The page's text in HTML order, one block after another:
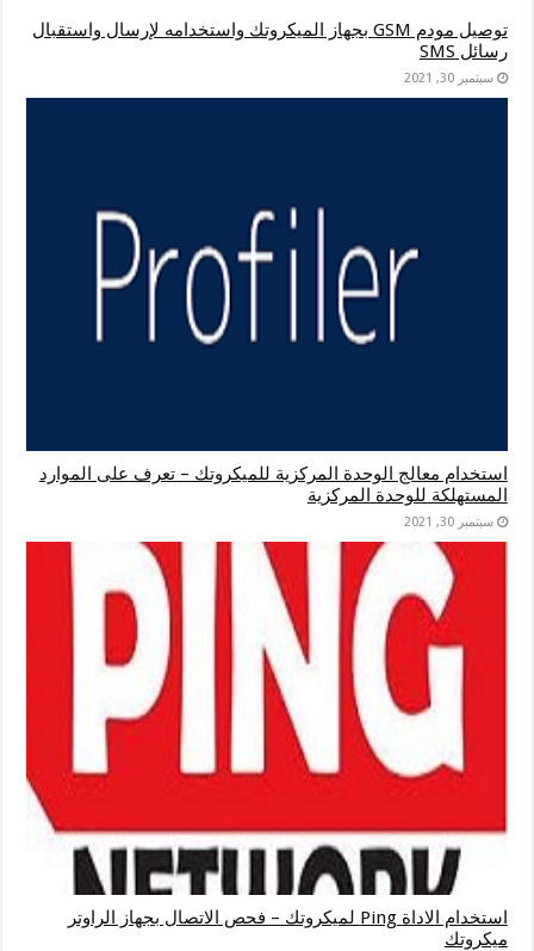
توصيل مودم GSM بجهاز الميكروتك واستخدامه لإرسال واستقبال
رسائل SMS
سبتمبر 30, 2021
استخدام معالج الوحدة المركزية للميكروتك – تعرف على الموارد
المستهلكة للوحدة المركزية
سبتمبر 30, 2021
استخدام الاداة Ping لميكروتك – فحص الاتصال بجهاز الراوتر
ميكروتك